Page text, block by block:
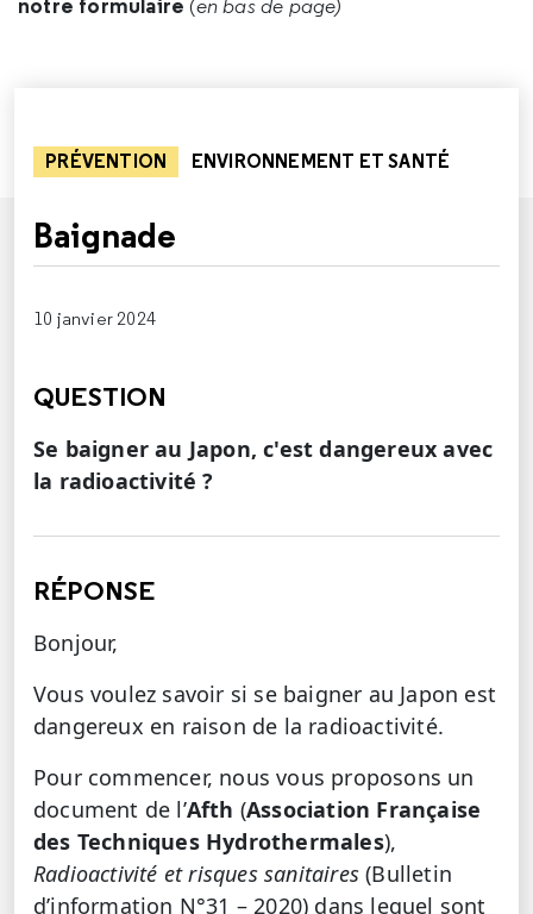
(en bas de page)
PRÉVENTION ENVIRONNEMENT ET SANTÉ
Baignade
10 janvier 2024
QUESTION
Se baigner au Japon, c'est dangereux avec
la radioactivité ?
RÉPONSE
Bonjour,
Vous voulez savoir si se baigner au Japon est
dangereux en raison de la radioactivité.
Pour commencer, nous vous proposons un
document de l’Afth (Association Française
des Techniques Hydrothermales),
Radioactivité et risques sanitaires (Bulletin
d’information N°31 – 2020) dans lequel sont